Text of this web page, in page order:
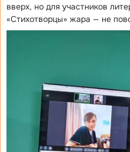
вверх, но для участников
«Стихотворцы» жара — не